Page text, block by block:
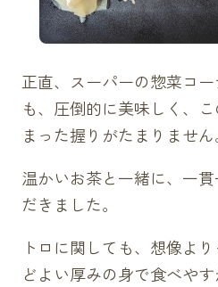
正直、スーパーの惣菜コ
も、圧倒的に美味しく、
まった握りがたまりません
温かいお茶と一緒に、一
だきました。
トロに関しても、想像よ
どよい厚みの身で食べやす